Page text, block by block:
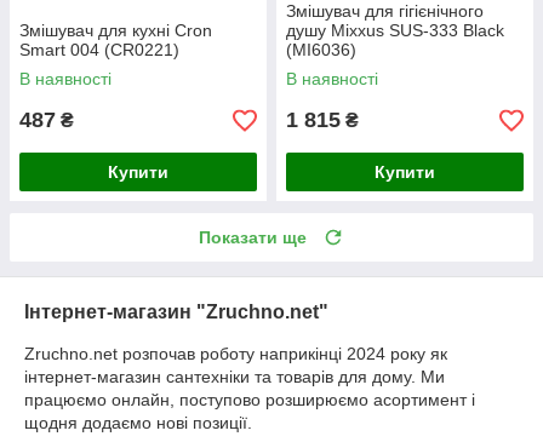
Змішувач для кухні Cron
Smart 004 (CR0221)
В наявності
487 ₴
Купити
Змішувач для гігієнічного
душу Mixxus SUS-333 Black
(MI6036)
В наявності
1 815 ₴
Купити
Показати ще
Інтернет-магазин "Zruchno.net"
Zruchno.net розпочав роботу наприкінці 2024 року як
інтернет-магазин сантехніки та товарів для дому. Ми
працюємо онлайн, поступово розширюємо асортимент і
щодня додаємо нові позиції.